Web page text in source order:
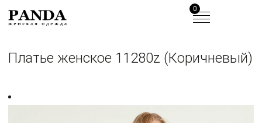
0
Платье женское 11280z (Коричневый)